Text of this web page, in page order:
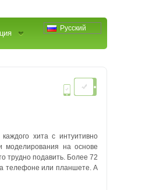
Русский
хита с интуитивно
моделирования на основе
трудно подавить. Более 72
телефоне или планшете. А